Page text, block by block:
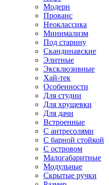
Модерн
Прованс
Неоклассика
Минимализм
Под старину
Скандинавские
Элитные
Эксклюзивные
Хай-тек
Особенности
Для студии
Для хрущевки
Для дачи
Встроенные
С антресолями
С барной стойкой
С островом
Малогабаритные
Модульные
Скрытые ручки